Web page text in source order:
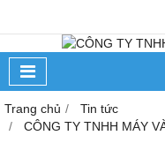
Trang chủ
Tin tức
CÔNG TY TNHH MÁY